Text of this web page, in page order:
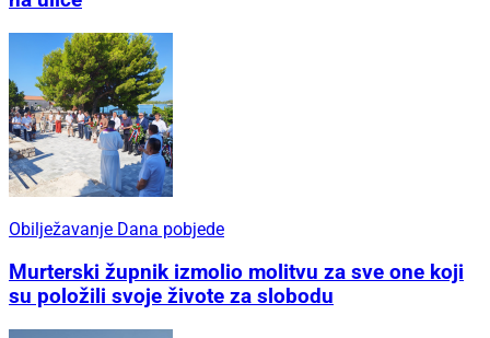
Obilježavanje Dana pobjede
Murterski župnik izmolio molitvu za sve one koji
su položili svoje živote za slobodu